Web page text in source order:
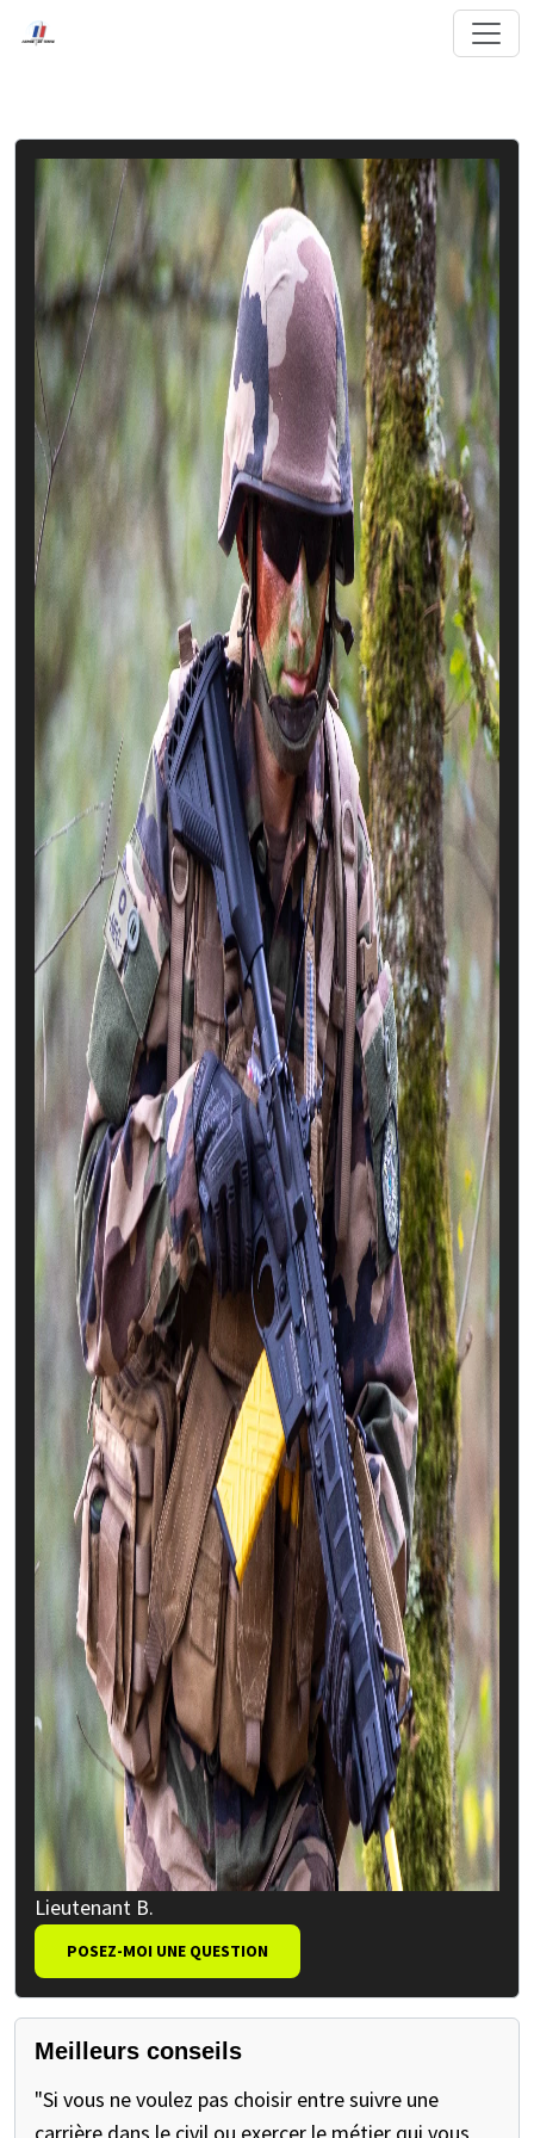
Lieutenant B.
POSEZ-MOI UNE QUESTION
Meilleurs conseils
"Si vous ne voulez pas choisir entre suivre une